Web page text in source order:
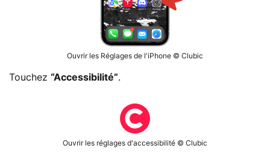
Ouvrir les Réglages de l'iPhone © Clubic
Touchez “Accessibilité”.
Ouvrir les réglages d'accessibilité © Clubic